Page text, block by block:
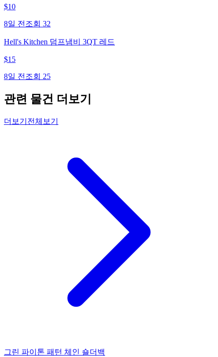
$10
8일 전 조회 32
Hell's Kitchen 덤프냄비 3QT 레드
$15
8일 전 조회 25
관련 물건 더보기
더보기 전체보기
그린 파이톤 패턴 체인 숄더백